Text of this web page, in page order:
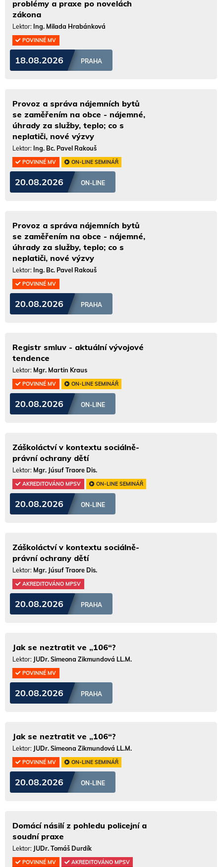
problémy a praxe po novelách
zákona
Lektor: Ing. Milada Hrabánková
POVINNÉ MV
18.08.2026 PRAHA
Provoz a správa nájemních bytů
se zaměřením na obce - nájemné,
úhrady za služby, teplo; co s
neplatiči, nové výzvy
Lektor: Ing. Bc. Pavel Rakouš
POVINNÉ MV ON-LINE SEMINÁŘ
20.08.2026 ON-LINE
Provoz a správa nájemních bytů
se zaměřením na obce - nájemné,
úhrady za služby, teplo; co s
neplatiči, nové výzvy
Lektor: Ing. Bc. Pavel Rakouš
POVINNÉ MV
20.08.2026 PRAHA
Registr smluv - aktuální vývojové
tendence
Lektor: Mgr. Martin Kraus
POVINNÉ MV ON-LINE SEMINÁŘ
20.08.2026 ON-LINE
Záškoláctví v kontextu sociálně-
právní ochrany dětí
Lektor: Mgr. Júsuf Traore Dis.
AKREDITOVÁNO MPSV ON-LINE SEMINÁŘ
20.08.2026 ON-LINE
Záškoláctví v kontextu sociálně-
právní ochrany dětí
Lektor: Mgr. Júsuf Traore Dis.
AKREDITOVÁNO MPSV
20.08.2026 PRAHA
Jak se neztratit ve „106“?
Lektor: JUDr. Simeona Zikmundová LL.M.
POVINNÉ MV
20.08.2026 PRAHA
Jak se neztratit ve „106“?
Lektor: JUDr. Simeona Zikmundová LL.M.
POVINNÉ MV ON-LINE SEMINÁŘ
20.08.2026 ON-LINE
Domácí násilí z pohledu policejní a
soudní praxe
Lektor: JUDr. Tomáš Durdík
POVINNÉ MV AKREDITOVÁNO MPSV